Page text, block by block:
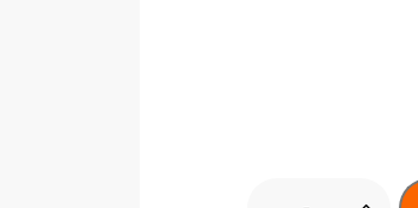
Bouwsteensysteem